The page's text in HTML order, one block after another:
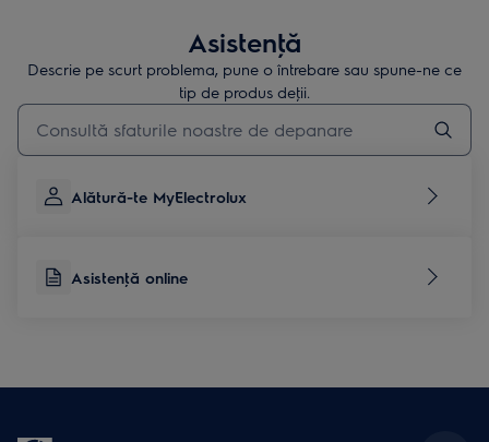
Asistenţă
Descrie pe scurt problema, pune o întrebare sau spune-ne ce
tip de produs deţii.
Type to search for support articles
Alătură-te MyElectrolux
Asistenţă online